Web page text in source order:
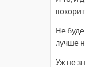
Не
лучше
Уж не